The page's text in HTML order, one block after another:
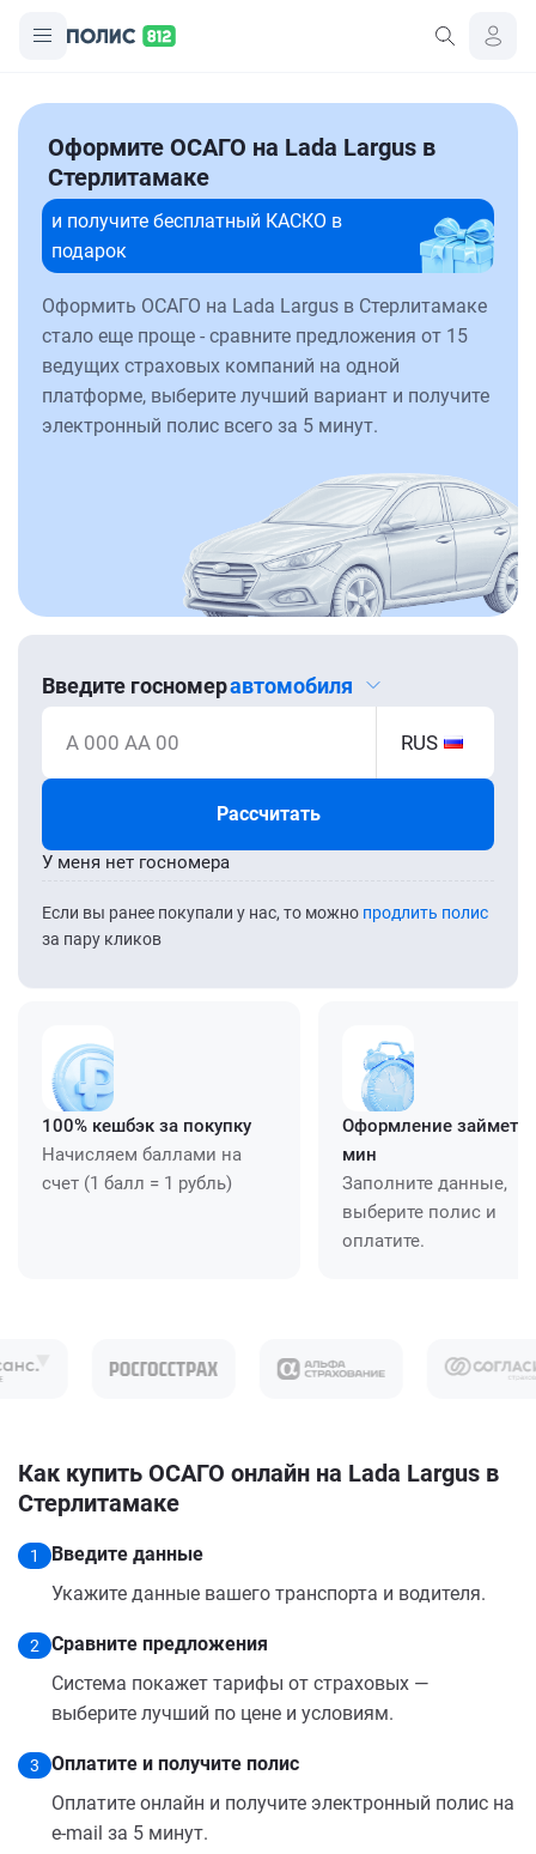
Оформите ОСАГО на Lada Largus в
Стерлитамаке
и получите бесплатный КАСКО в
подарок
Оформить ОСАГО на Lada Largus в Стерлитамаке
стало еще проще - сравните предложения от 15
ведущих страховых компаний на одной
платформе, выберите лучший вариант и получите
электронный полис всего за 5 минут.
Введите госномеравтомобиля
А 000 АА 00 RUS
Рассчитать
Если вы ранее покупали у нас, то можно продлить полис
за пару кликов
У меня нет госномера
100% кешбэк за покупку
Начисляем баллами на
счет (1 балл = 1 рубль)
Оформление займет
мин
Заполните данные,
выберите полис и
оплатите.
Как купить ОСАГО онлайн на Lada Largus в
Стерлитамаке
1
Введите данные
Укажите данные вашего транспорта и водителя.
2
Сравните предложения
Система покажет тарифы от страховых —
выберите лучший по цене и условиям.
3
Оплатите и получите полис
Оплатите онлайн и получите электронный полис на
e-mail за 5 минут.